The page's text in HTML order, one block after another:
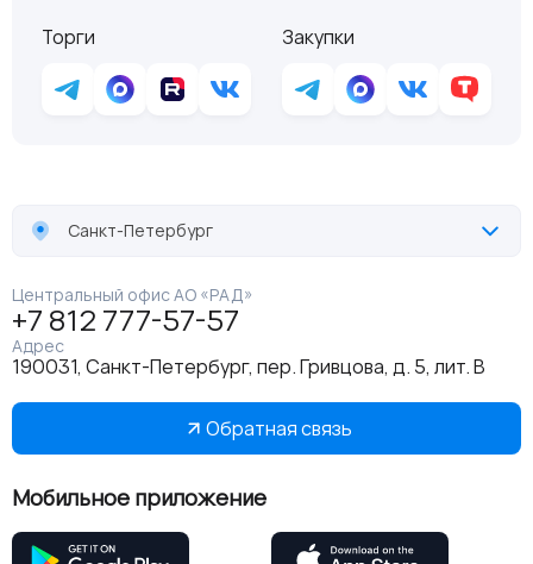
Торги
Закупки
Санкт-Петербург
Центральный офис АО «РАД»
+7 812 777-57-57
Адрес
190031, Санкт-Петербург, пер. Гривцова, д. 5, лит. В
Обратная связь
Мобильное приложение